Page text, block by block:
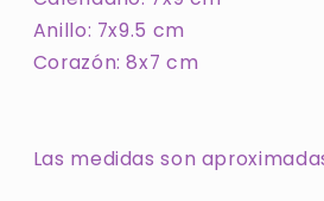
Anillo: 7x9.5 cm
Corazón: 8x7 cm
Las medidas son